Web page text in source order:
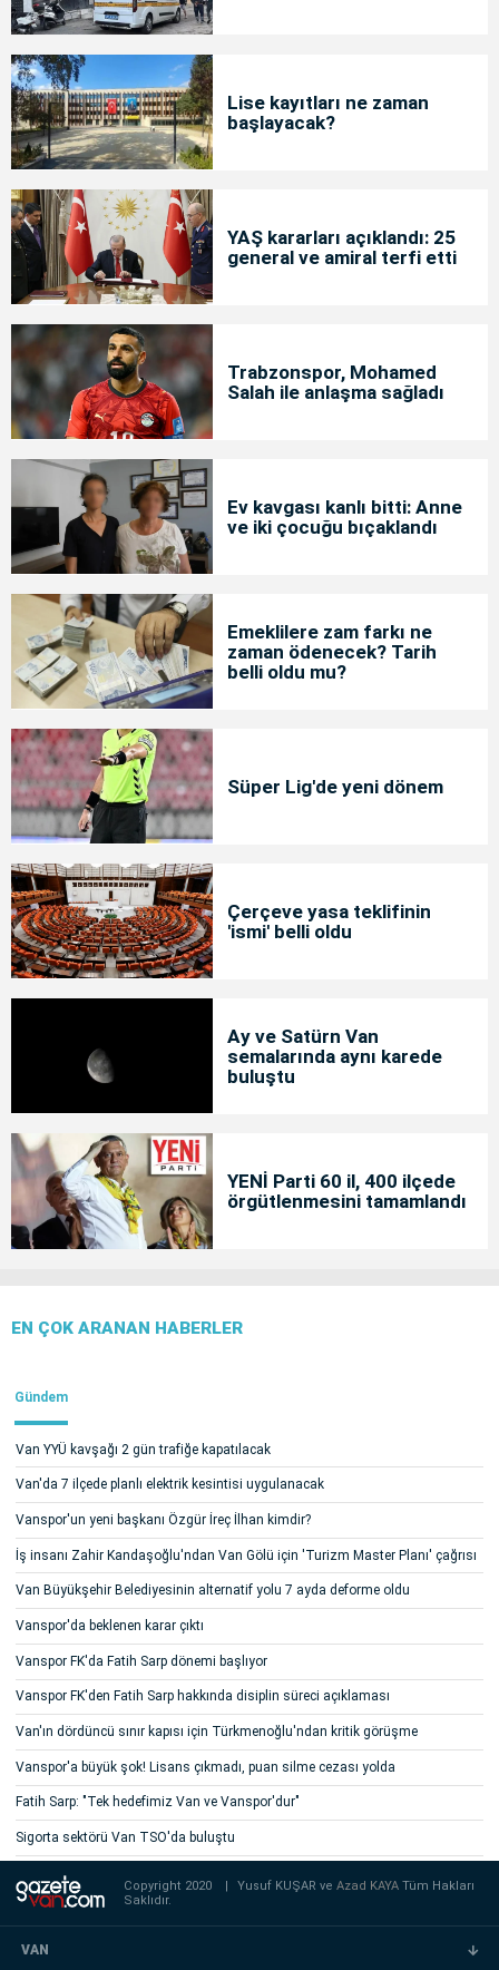
Lise kayıtları ne zaman
başlayacak?
YAŞ kararları açıklandı: 25
general ve amiral terfi etti
Trabzonspor, Mohamed
Salah ile anlaşma sağladı
Ev kavgası kanlı bitti: Anne
ve iki çocuğu bıçaklandı
Emeklilere zam farkı ne
zaman ödenecek? Tarih
belli oldu mu?
Süper Lig'de yeni dönem
Çerçeve yasa teklifinin
'ismi' belli oldu
Ay ve Satürn Van
semalarında aynı karede
buluştu
YENİ Parti 60 il, 400 ilçede
örgütlenmesini tamamlandı
EN ÇOK ARANAN HABERLER
Gündem
Van YYÜ kavşağı 2 gün trafiğe kapatılacak
Van'da 7 ilçede planlı elektrik kesintisi uygulanacak
Vanspor'un yeni başkanı Özgür İreç İlhan kimdir?
İş insanı Zahir Kandaşoğlu'ndan Van Gölü için 'Turizm Master Planı' çağrısı
Van Büyükşehir Belediyesinin alternatif yolu 7 ayda deforme oldu
Vanspor'da beklenen karar çıktı
Vanspor FK'da Fatih Sarp dönemi başlıyor
Vanspor FK'den Fatih Sarp hakkında disiplin süreci açıklaması
Van'ın dördüncü sınır kapısı için Türkmenoğlu'ndan kritik görüşme
Vanspor'a büyük şok! Lisans çıkmadı, puan silme cezası yolda
Fatih Sarp: "Tek hedefimiz Van ve Vanspor'dur"
Sigorta sektörü Van TSO'da buluştu
Copyright 2020 | Yusuf KUŞAR veAzad KAYATüm Hakları
Saklıdır.
VAN